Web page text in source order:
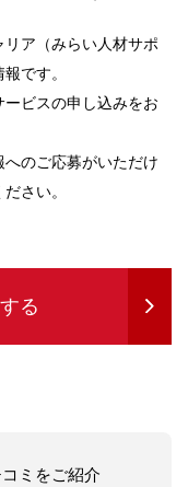
ア（みらい人材サポ
です。
ビスの申し込みをお
のご応募がいただけ
さい。
る
ミをご紹介